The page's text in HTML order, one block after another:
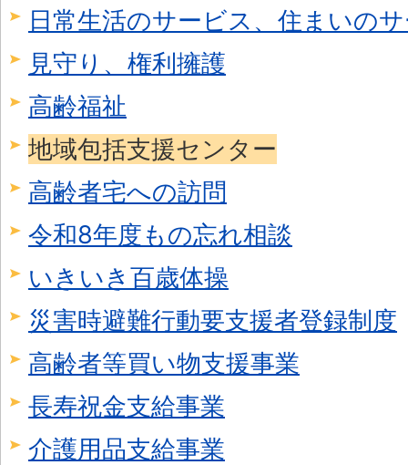
日常生活のサービス、住まいの
見守り、権利擁護
高齢福祉
地域包括支援センター
高齢者宅への訪問
令和8年度もの忘れ相談
いきいき百歳体操
災害時避難行動要支援者登録制度
高齢者等買い物支援事業
長寿祝金支給事業
介護用品支給事業